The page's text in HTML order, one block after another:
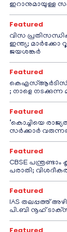
ഇറാനുമായുള്ള
Featured
വിസ
ഇന്ത്യ; മാർക്കോ
ജയശങ്കർ
Featured
; നാളെ
Featured
‘കൊച്ചിയെ
സർക്കാർ വരുന്നത്
Featured
CBSE
പരാതി;
Featured
IAS തലപ്പത്ത്
പി.ബി നൂഹ്